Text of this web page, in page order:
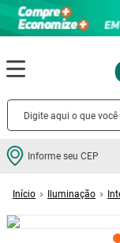
Informe seu CEP
Iluminação
Termos mais
2º porcelanato